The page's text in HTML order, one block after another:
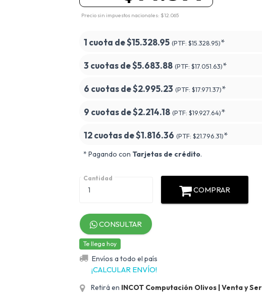
Precio sin impuestos nacionales: $12.065
1 cuota de$15.328.95 (PTF: $15.328.95)*
3 cuotas de$5.683.88 (PTF: $17.051.63)*
6 cuotas de$2.995.23 (PTF: $17.971.37)*
9 cuotas de$2.214.18 (PTF: $19.927.64)*
12 cuotas de$1.816.36 (PTF: $21.796.31)*
* Pagando con Tarjetas de crédito.
Cantidad
COMPRAR
CONSULTAR
Te llega hoy
Envíos a todo el país
¡CALCULAR ENVÍO!
Retirá en INCOT Computación Olivos | Venta y